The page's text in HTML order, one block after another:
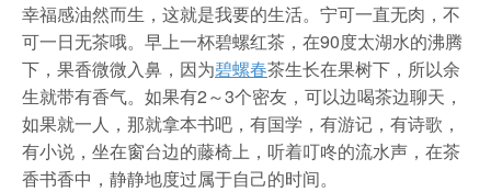
幸福感油然而生，这就是我要的生活。宁可一直无肉，不
可一日无茶哦。早上一杯碧螺红茶，在90度太湖水的沸腾
下，果香微微入鼻，因为碧螺春茶生长在果树下，所以余
生就带有香气。如果有2～3个密友，可以边喝茶边聊天，
如果就一人，那就拿本书吧，有国学，有游记，有诗歌，
有小说，坐在窗台边的藤椅上，听着叮咚的流水声，在茶
香书香中，静静地度过属于自己的时间。